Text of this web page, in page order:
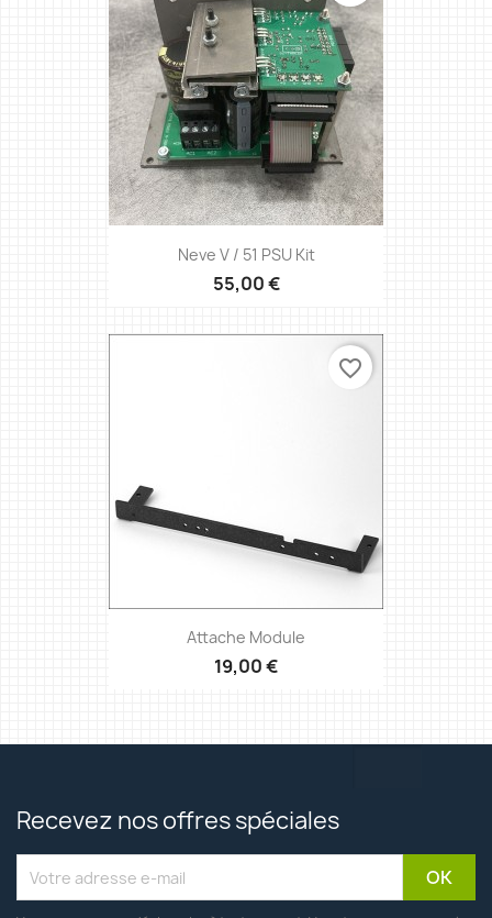
Neve V / 51 PSU Kit
55,00 €
Attache Module
19,00 €
favorite_border
Recevez nos offres spéciales